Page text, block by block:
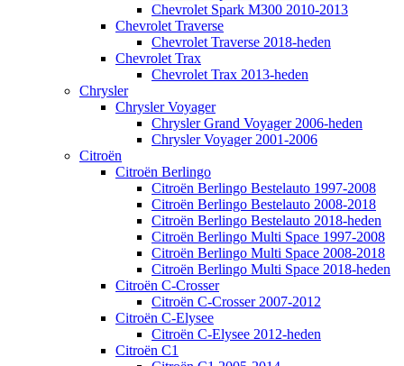
Chevrolet Spark M300 2010-2013
Chevrolet Traverse
Chevrolet Traverse 2018-heden
Chevrolet Trax
Chevrolet Trax 2013-heden
Chrysler
Chrysler Voyager
Chrysler Grand Voyager 2006-heden
Chrysler Voyager 2001-2006
Citroën
Citroën Berlingo
Citroën Berlingo Bestelauto 1997-2008
Citroën Berlingo Bestelauto 2008-2018
Citroën Berlingo Bestelauto 2018-heden
Citroën Berlingo Multi Space 1997-2008
Citroën Berlingo Multi Space 2008-2018
Citroën Berlingo Multi Space 2018-heden
Citroën C-Crosser
Citroën C-Crosser 2007-2012
Citroën C-Elysee
Citroën C-Elysee 2012-heden
Citroën C1